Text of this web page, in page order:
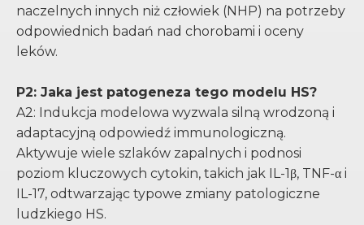
naczelnych innych niż człowiek (NHP) na potrzeby
odpowiednich badań nad chorobami i oceny
leków.
P2: Jaka jest patogeneza tego modelu HS?
A2: Indukcja modelowa wyzwala silną wrodzoną i
adaptacyjną odpowiedź immunologiczną.
Aktywuje wiele szlaków zapalnych i podnosi
poziom kluczowych cytokin, takich jak IL-1β, TNF-α i
IL-17, odtwarzając typowe zmiany patologiczne
ludzkiego HS.